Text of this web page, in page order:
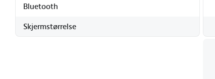
Bluetooth
Skjermstørrelse